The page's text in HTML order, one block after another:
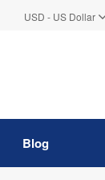
USD - US Dollar
Blog